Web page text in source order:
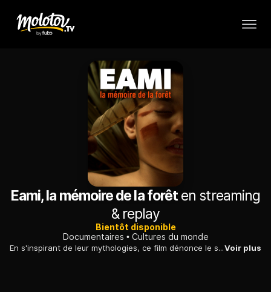
Eami, la mémoire de la forêten streaming
& replay
Bientôt disponible
Documentaires
Cultures du monde
En s'inspirant de leur mythologies, ce film dénonce le sort des Ayoreo-Totobiegosode, chassés de leur territoire du Gran Chaco, au Paraguay, par la déforestation.Voir plus